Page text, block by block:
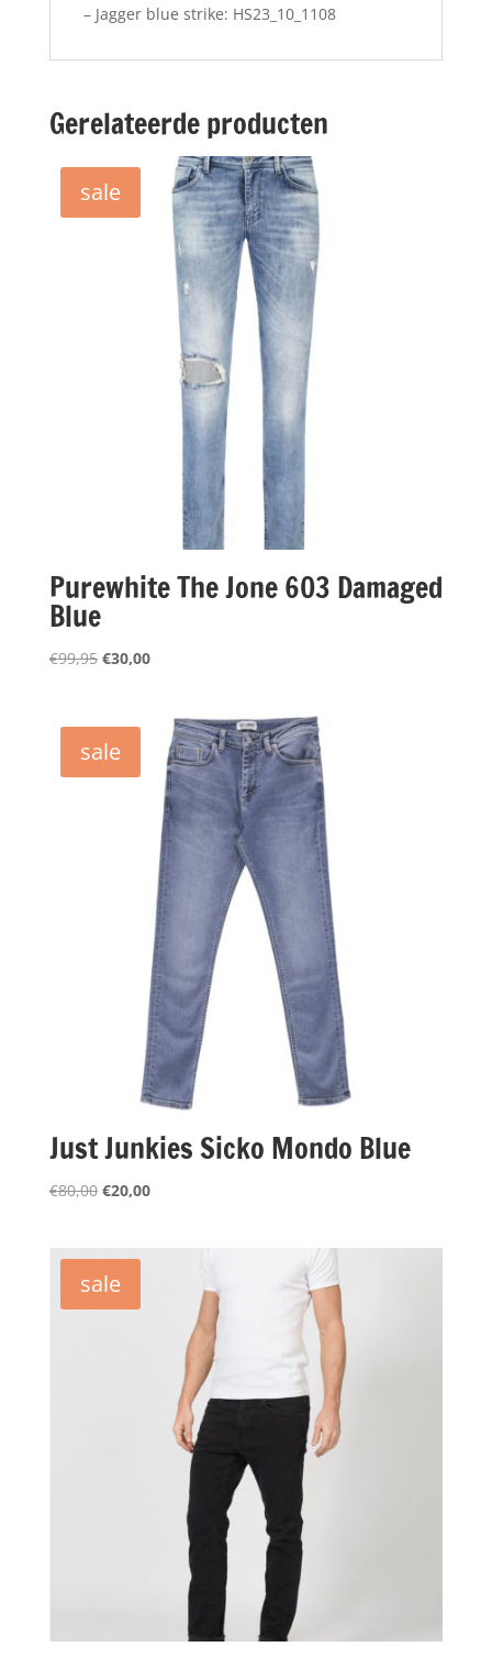
– Jagger blue strike: HS23_10_1108
Gerelateerde producten
sale
Purewhite The Jone 603 Damaged
Blue
€99,95 Oorspronkelijke
€99,95.
€30,00Huidige
€30,00.
sale
Just Junkies Sicko Mondo Blue
€80,00 Oorspronkelijke
€80,00.
€20,00Huidige
sale